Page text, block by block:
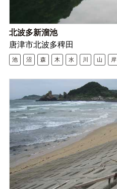
北波多新溜池
唐津市北波多稗田
池 沼 森 木 水 川 山 岸